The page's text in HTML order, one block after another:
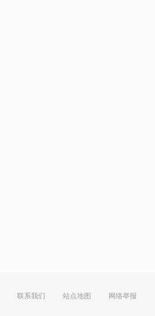
联系我们 站点地图 网络举报